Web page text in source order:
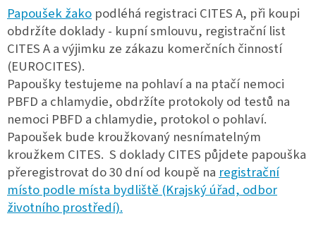
Papoušek žako podléhá registraci CITES A, při koupi
obdržíte doklady - kupní smlouvu, registrační list
CITES A a výjimku ze zákazu komerčních činností
(EUROCITES).
Papoušky testujeme na pohlaví a na ptačí nemoci
PBFD a chlamydie, obdržíte protokoly od testů na
nemoci PBFD a chlamydie, protokol o pohlaví.
Papoušek bude kroužkovaný nesnímatelným
kroužkem CITES. S doklady CITES půjdete papouška
přeregistrovat do 30 dní od koupě na registrační
místo podle místa bydliště (Krajský úřad, odbor
životního prostředí).